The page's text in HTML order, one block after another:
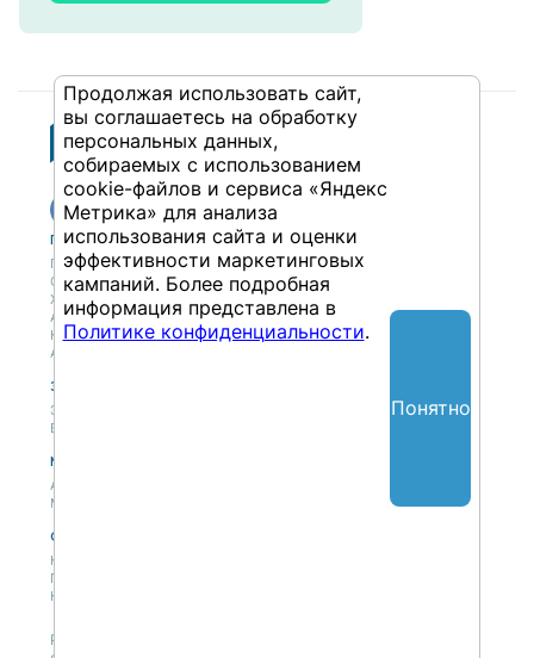
Публикации
Публикации
Обсуждения
Журнал
Антологии
Колонки
Авторы
Учебный центр
Учебный центр
Выбрать обучение
Экспертная сеть
Экспертная сеть
Вакансии
Мероприятия
Анонсы мероприятий
Материалы мероприятий
О нас
Концепция
Политики
Контакты
Републикация материалов — только со ссылкой на
Продолжая использовать сайт,
вы соглашаетесь на обработку
персональных данных,
собираемых с использованием
cookie-файлов и сервиса «Яндекс
Метрика» для анализа
использования сайта и оценки
эффективности маркетинговых
кампаний. Более подробная
информация представлена в
Политике конфиденциальности.
Понятно